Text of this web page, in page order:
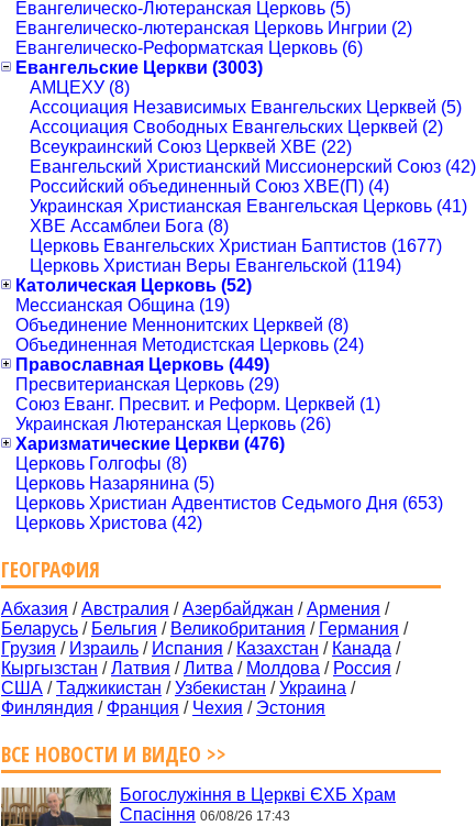
Евангелическо-Лютеранская Церковь (5)
Евангелическо-лютеранская Церковь Ингрии (2)
Евангелическо-Реформатская Церковь (6)
Евангельские Церкви (3003)
АМЦЕХУ (8)
Ассоциация Независимых Евангельских Церквей (5)
Ассоциация Свободных Евангельских Церквей (2)
Всеукраинский Союз Церквей ХВЕ (22)
Евангельский Христианский Миссионерский Союз (42)
Российский объединенный Союз ХВЕ(П) (4)
Украинская Христианская Евангельская Церковь (41)
ХВЕ Ассамблеи Бога (8)
Церковь Евангельских Христиан Баптистов (1677)
Церковь Христиан Веры Евангельской (1194)
Католическая Церковь (52)
Мессианская Община (19)
Объединение Меннонитских Церквей (8)
Объединенная Методистская Церковь (24)
Православная Церковь (449)
Пресвитерианская Церковь (29)
Союз Еванг. Пресвит. и Реформ. Церквей (1)
Украинская Лютеранская Церковь (26)
Харизматические Церкви (476)
Церковь Голгофы (8)
Церковь Назарянина (5)
Церковь Христиан Адвентистов Седьмого Дня (653)
Церковь Христова (42)
ГЕОГРАФИЯ
Абхазия /Австралия /Азербайджан /Армения /
Беларусь / Бельгия / Великобритания / Германия /
Грузия / Израиль / Испания / Казахстан / Канада /
Кыргызстан /Латвия /Литва / Молдова / Россия /
США /Таджикистан /Узбекистан /Украина /
Финляндия / Франция / Чехия / Эстония
ВСЕ НОВОСТИ И ВИДЕО >>
Богослужіння в Церкві ЄХБ Храм
Спасіння 06/08/26 17:43